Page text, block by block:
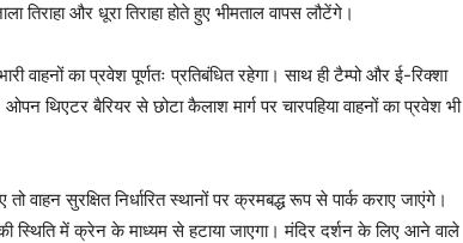
तिराहा और धूरा तिराहा होते हुए भीमताल वापस लौटेंगे।
वाहनों का प्रवेश पूर्णतः प्रतिबंधित रहेगा। साथ ही टैम्पो और ई-रिक्शा
थिएटर बैरियर से छोटा कैलाश मार्ग पर चारपहिया वाहनों का प्रवेश भी
वाहन सुरक्षित निर्धारित स्थानों पर क्रमबद्ध रूप से पार्क कराए जाएंगे।
स्थिति में क्रेन के माध्यम से हटाया जाएगा। मंदिर दर्शन के लिए आने वाले